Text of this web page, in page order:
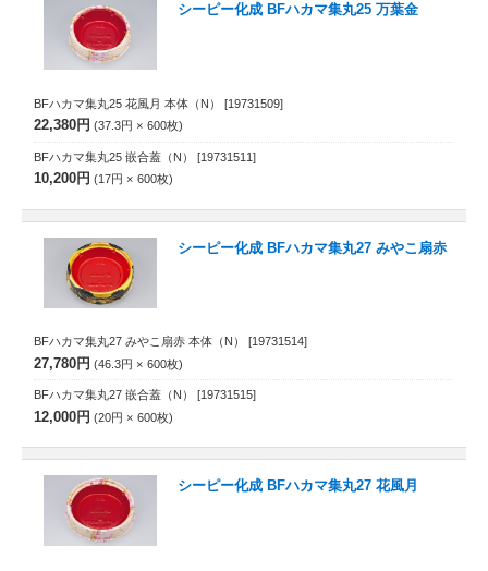
シーピー化成 BFハカマ集丸25 万葉金
BFハカマ集丸25 花風月 本体（N） [19731509]
22,380円 37.3円 600枚
BFハカマ集丸25 嵌合蓋（N） [19731511]
10,200円 17円 600枚
シーピー化成 BFハカマ集丸27 みやこ扇赤
BFハカマ集丸27 みやこ扇赤 本体（N） [19731514]
27,780円 46.3円 600枚
BFハカマ集丸27 嵌合蓋（N） [19731515]
12,000円 20円 600枚
シーピー化成 BFハカマ集丸27 花風月